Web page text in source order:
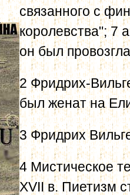
связанного с
королевства"; 7
он был
2 Фридрих-
был женат на
3 Фридрих
4 Мистическое
XVII в. Пиетизм